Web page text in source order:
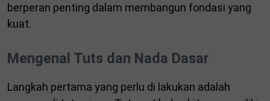
berperan penting dalam membangun fondasi yang
kuat.
Mengenal Tuts dan Nada Dasar
Langkah pertama yang perlu di lakukan adalah